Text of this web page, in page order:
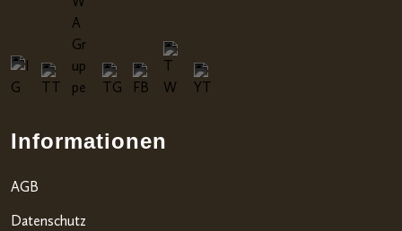
Informationen
AGB
Datenschutz